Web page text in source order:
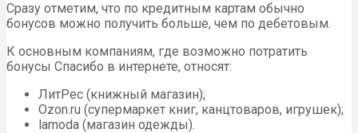
Сразу отметим, что по кредитным картам обычно
бонусов можно получить больше, чем по дебетовым.
К основным компаниям, где возможно потратить
бонусы Спасибо в интернете, относят:
ЛитРес (книжный магазин);
Ozon.ru (супермаркет книг, канцтоваров, игрушек);
lamoda (магазин одежды).